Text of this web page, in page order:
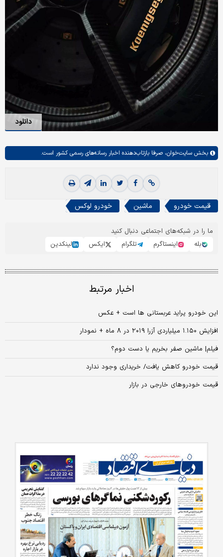
دانلود
بخش سایت‌خوان، صرفا بازتاب‌دهنده اخبار رسانه‌های رسمی کشور است.
قیمت خودرو ماشین خودرو لوکس
ما را در شبکه‌های اجتماعی دنبال کنید
بله
اینستاگرم تلگرام ایکس لینکدین
اخبار مرتبط
این خودرو پراید عربستانی ها است + عکس
افزایش ۱.۱۵۰ میلیاردی آزرا ۲۰۱۹ در ۸ ماه + نمودار
فیلم| ماشین صفر بخریم یا دست دوم؟
قیمت خودرو کاهش یافت/ خریداری وجود ندارد
قیمت خودروهای خارجی در بازار